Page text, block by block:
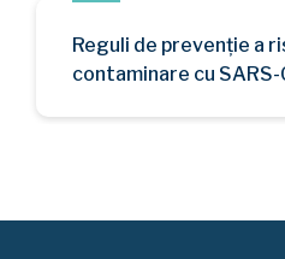
Reguli de prevenție a
contaminare cu SARS-